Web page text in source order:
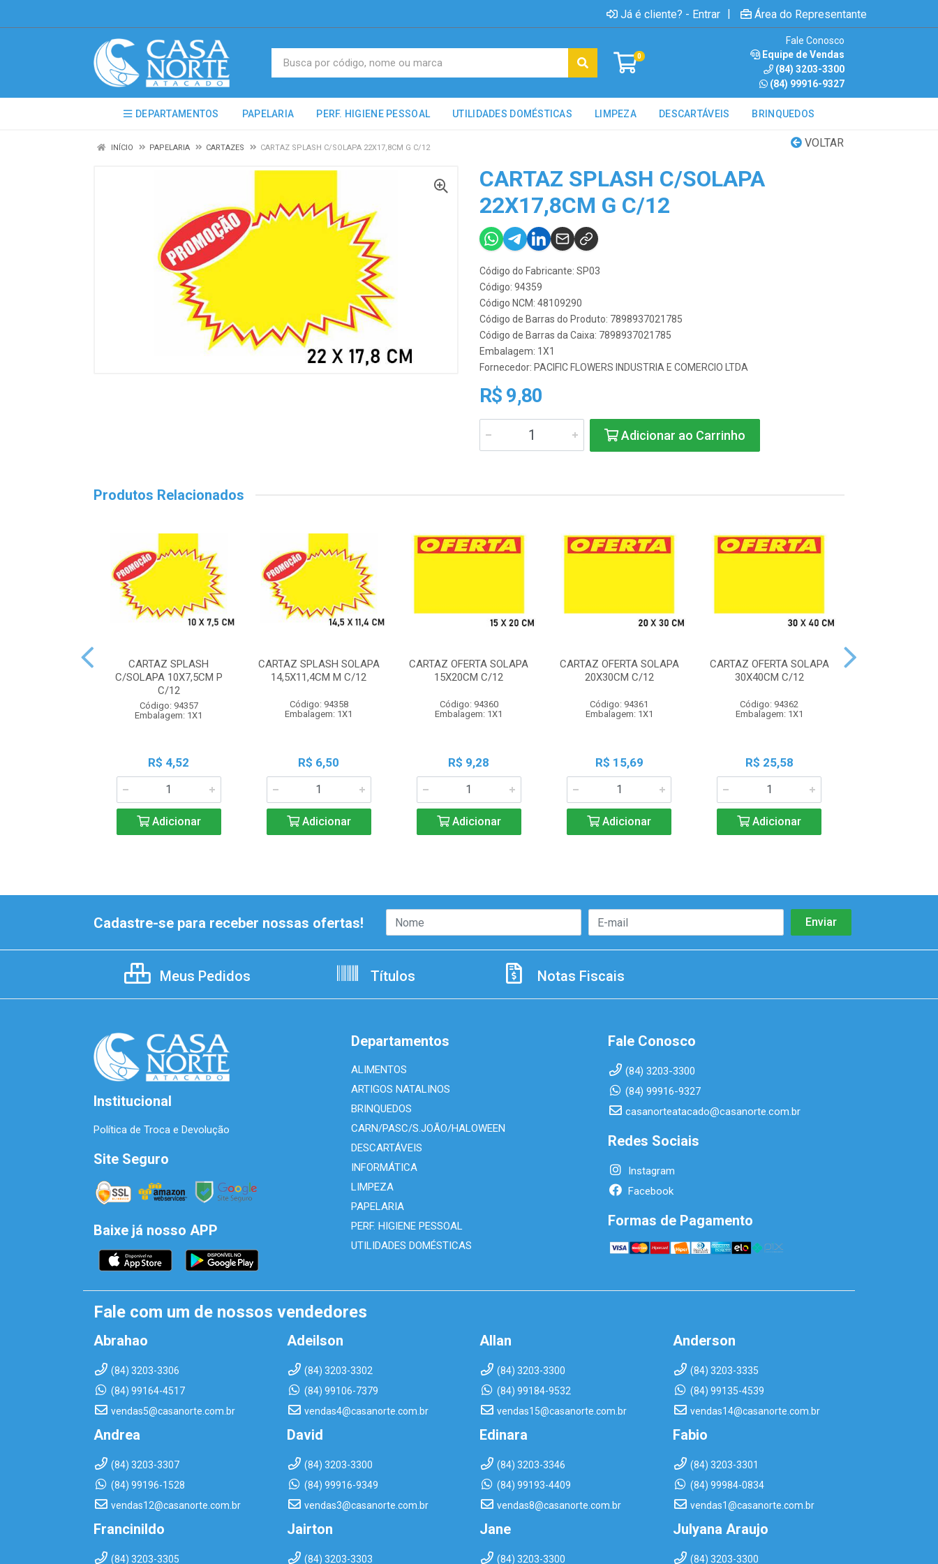
Já é cliente? - Entrar | Área do Representante
0
Fale Conosco
Equipe de Vendas
(84) 3203-3300
(84) 99916-9327
DEPARTAMENTOS PAPELARIA PERF. HIGIENE PESSOAL UTILIDADES DOMÉSTICAS LIMPEZA DESCARTÁVEIS BRINQUEDOS
VOLTAR
INÍCIO PAPELARIA CARTAZES CARTAZ SPLASH C/SOLAPA 22X17,8CM G C/12
CARTAZ SPLASH C/SOLAPA
22X17,8CM G C/12
Código do Fabricante: SP03
Código: 94359
Código NCM: 48109290
Código de Barras do Produto: 7898937021785
Código de Barras da Caixa: 7898937021785
Embalagem: 1X1
Fornecedor: PACIFIC FLOWERS INDUSTRIA E COMERCIO LTDA
R$ 9,80
Adicionar ao Carrinho
Produtos Relacionados
CARTAZ SPLASH
C/SOLAPA 10X7,5CM P
C/12
Código: 94357
Embalagem: 1X1
R$ 4,52
Adicionar
CARTAZ SPLASH SOLAPA
14,5X11,4CM M C/12
Código: 94358
Embalagem: 1X1
R$ 6,50
Adicionar
CARTAZ OFERTA SOLAPA
15X20CM C/12
Código: 94360
Embalagem: 1X1
R$ 9,28
Adicionar
CARTAZ OFERTA SOLAPA
20X30CM C/12
Código: 94361
Embalagem: 1X1
R$ 15,69
Adicionar
CARTAZ OFERTA SOLAPA
30X40CM C/12
Código: 94362
Embalagem: 1X1
R$ 25,58
Adicionar
Cadastre-se para receber nossas ofertas!
Meus Pedidos Títulos Notas Fiscais
Institucional
Política de Troca e Devolução
Site Seguro
Baixe já nosso APP
Departamentos
ALIMENTOS
ARTIGOS NATALINOS
BRINQUEDOS
CARN/PASC/S.JOÃO/HALOWEEN
DESCARTÁVEIS
INFORMÁTICA
LIMPEZA
PAPELARIA
PERF. HIGIENE PESSOAL
UTILIDADES DOMÉSTICAS
Fale Conosco
(84) 3203-3300
(84) 99916-9327
casanorteatacado@casanorte.com.br
Redes Sociais
Instagram
Facebook
Formas de Pagamento
Fale com um de nossos vendedores
Abrahao
(84) 3203-3306
(84) 99164-4517
vendas5@casanorte.com.br
Adeilson
(84) 3203-3302
(84) 99106-7379
vendas4@casanorte.com.br
Allan
(84) 3203-3300
(84) 99184-9532
vendas15@casanorte.com.br
Anderson
(84) 3203-3335
(84) 99135-4539
vendas14@casanorte.com.br
Andrea
(84) 3203-3307
(84) 99196-1528
vendas12@casanorte.com.br
David
(84) 3203-3300
(84) 99916-9349
vendas3@casanorte.com.br
Edinara
(84) 3203-3346
(84) 99193-4409
vendas8@casanorte.com.br
Fabio
(84) 3203-3301
(84) 99984-0834
vendas1@casanorte.com.br
Francinildo
(84) 3203-3305
Jairton
(84) 3203-3303
Jane
(84) 3203-3300
Julyana Araujo
(84) 3203-3300